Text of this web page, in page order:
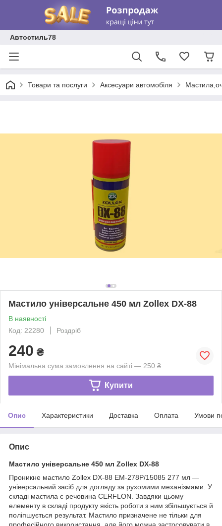
Автостиль78
Товари та послуги Аксесуари автомобіля
Мастило універсальне 450 мл Zollex DX-88
В наявності
Код: 22280
Роздріб
240 ₴
Мінімальна сума замовлення на сайті — 250 ₴
Купити
Опис Характеристики Доставка Оплата Умови
Опис
Мастило універсальне 450 мл Zollex DX-88
Проникне мастило Zollex DX-88 EM-278P/15085 277 мл —
універсальний засіб для догляду за рухомими механізмами. У
складі мастила є речовина CERFLON. Завдяки цьому
елементу в складі продукту якість роботи з ним збільшується й
поліпшується результат. Мастило призначене не тільки для
професійного використання, але його можна застосовувати в